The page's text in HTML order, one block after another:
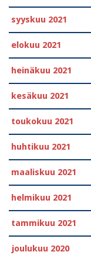
syyskuu 2021
elokuu 2021
heinäkuu 2021
kesäkuu 2021
toukokuu 2021
huhtikuu 2021
maaliskuu 2021
helmikuu 2021
tammikuu 2021
joulukuu 2020